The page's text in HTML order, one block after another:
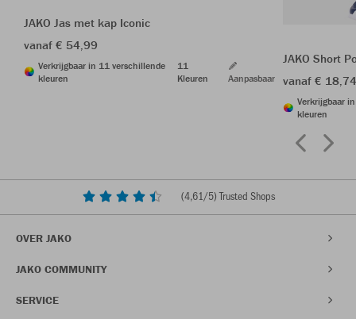
JAKO Jas met kap Iconic
vanaf € 54,99
Verkrijgbaar in 11 verschillende
kleuren
11
Kleuren
Aanpasbaar
JAKO Short
vanaf €
Verkrijgbaar
kleuren
(4,61/5) Trusted Shops
OVER JAKO
JAKO COMMUNITY
SERVICE